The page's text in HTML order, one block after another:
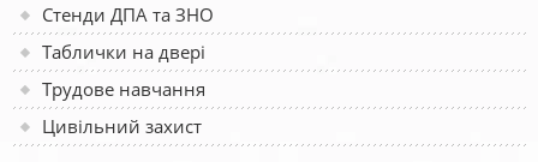
Стенди ДПА та ЗНО
Таблички на двері
Трудове навчання
Цивільний захист